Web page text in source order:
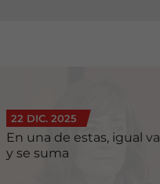
22 DIC. 2025
En una de estas, igual va
y se suma